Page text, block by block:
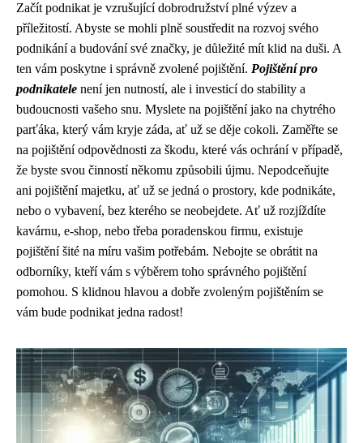
Začít podnikat je vzrušující dobrodružství plné výzev a
příležitostí. Abyste se mohli plně soustředit na rozvoj svého
podnikání a budování své značky, je důležité mít klid na duši. A
ten vám poskytne i správně zvolené pojištění. Pojištění pro
podnikatele není jen nutností, ale i investicí do stability a
budoucnosti vašeho snu. Myslete na pojištění jako na chytrého
parťáka, který vám kryje záda, ať už se děje cokoli. Zaměřte se
na pojištění odpovědnosti za škodu, které vás ochrání v případě,
že byste svou činností někomu způsobili újmu. Nepodceňujte
ani pojištění majetku, ať už se jedná o prostory, kde podnikáte,
nebo o vybavení, bez kterého se neobejdete. Ať už rozjíždíte
kavárnu, e-shop, nebo třeba poradenskou firmu, existuje
pojištění šité na míru vašim potřebám. Nebojte se obrátit na
odborníky, kteří vám s výběrem toho správného pojištění
pomohou. S klidnou hlavou a dobře zvoleným pojištěním se
vám bude podnikat jedna radost!